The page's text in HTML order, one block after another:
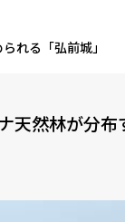
れる「弘前城」
天然林が分布